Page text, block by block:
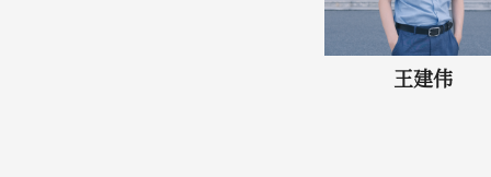
王建伟